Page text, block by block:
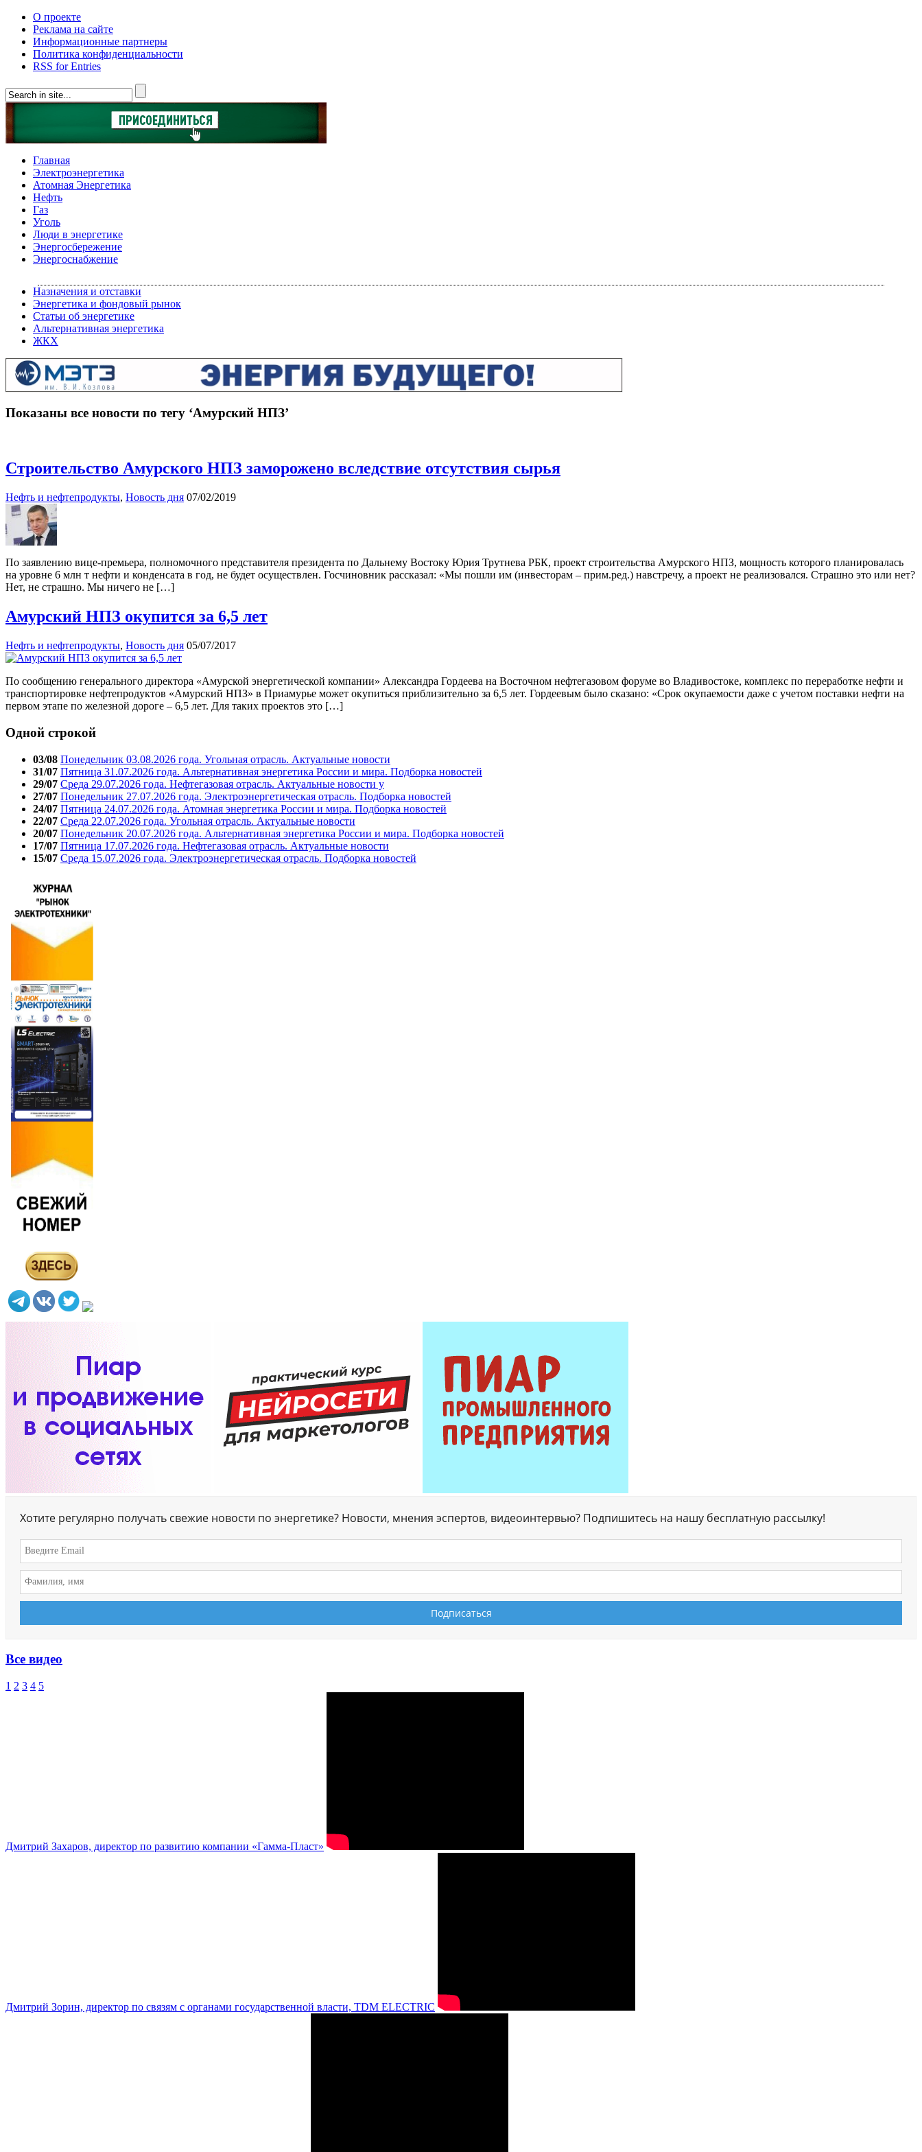
О проекте
Реклама на сайте
Информационные партнеры
Политика конфиденциальности
RSS for Entries
Главная
Электроэнергетика
Атомная Энергетика
Нефть
Газ
Уголь
Люди в энергетике
Энергосбережение
Энергоснабжение
Назначения и отставки
Энергетика и фондовый рынок
Статьи об энергетике
Альтернативная энергетика
ЖКХ
Показаны все новости по тегу ‘Амурский НПЗ’
Строительство Амурского НПЗ заморожено вследствие отсутствия сырья
Нефть и нефтепродукты, Новость дня 07/02/2019
По заявлению вице-премьера, полномочного представителя президента по Дальнему Востоку Юрия Трутнева РБК, проект строительства Амурского НПЗ, мощность которого планировалась
на уровне 6 млн т нефти и конденсата в год, не будет осуществлен. Госчиновник рассказал: «Мы пошли им (инвесторам – прим.ред.) навстречу, а проект не реализовался. Страшно это или нет?
Нет, не страшно. Мы ничего не […]
Амурский НПЗ окупится за 6,5 лет
Нефть и нефтепродукты, Новость дня 05/07/2017
По сообщению генерального директора «Амурской энергетической компании» Александра Гордеева на Восточном нефтегазовом форуме во Владивостоке, комплекс по переработке нефти и
транспортировке нефтепродуктов «Амурский НПЗ» в Приамурье может окупиться приблизительно за 6,5 лет. Гордеевым было сказано: «Срок окупаемости даже с учетом поставки нефти на
первом этапе по железной дороге – 6,5 лет. Для таких проектов это […]
Одной строкой
03/08 Понедельник 03.08.2026 года. Угольная отрасль. Актуальные новости
31/07 Пятница 31.07.2026 года. Альтернативная энергетика России и мира. Подборка новостей
29/07 Среда 29.07.2026 года. Нефтегазовая отрасль. Актуальные новости у
27/07 Понедельник 27.07.2026 года. Электроэнергетическая отрасль. Подборка новостей
24/07 Пятница 24.07.2026 года. Атомная энергетика России и мира. Подборка новостей
22/07 Среда 22.07.2026 года. Угольная отрасль. Актуальные новости
20/07 Понедельник 20.07.2026 года. Альтернативная энергетика России и мира. Подборка новостей
17/07 Пятница 17.07.2026 года. Нефтегазовая отрасль. Актуальные новости
15/07 Среда 15.07.2026 года. Электроэнергетическая отрасль. Подборка новостей
Хотите регулярно получать свежие новости по энергетике? Новости, мнения эспертов, видеоинтервью? Подпишитесь на нашу бесплатную рассылку!
Все видео
1 2 3 4 5
Дмитрий Захаров, директор по развитию компании «Гамма-Пласт»
Дмитрий Зорин, директор по связям с органами государственной власти, TDM ELECTRIC